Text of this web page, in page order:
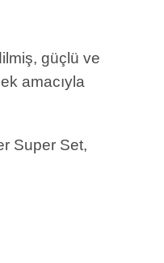
güçlü ve
amacıyla
Super Set,